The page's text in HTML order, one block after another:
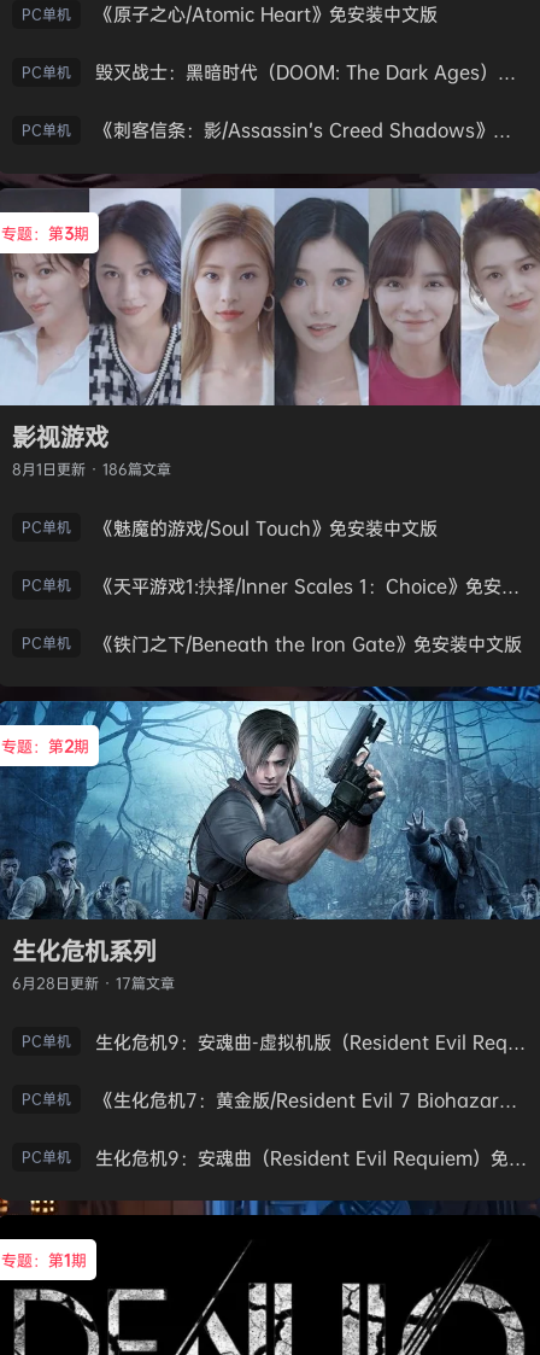
PC单机 《原子之心/Atomic Heart》免安装中文版
PC单机 毁灭战士：黑暗时代（DOOM: The Dark Ages）免安装中文版
PC单机 《刺客信条：影/Assassin’s Creed Shadows》免安装版，非虚拟机
专题：第3期
影视游戏
8月1日更新 · 186篇文章
PC单机 《魅魔的游戏/Soul Touch》免安装中文版
PC单机 《天平游戏1:抉择/Inner Scales 1：Choice》免安装中文版
PC单机 《铁门之下/Beneath the Iron Gate》免安装中文版
专题：第2期
生化危机系列
6月28日更新 · 17篇文章
PC单机 生化危机9：安魂曲-虚拟机版（Resident Evil Requiem HYPERVISOR）免安装中文版
PC单机 《生化危机7：黄金版/Resident Evil 7 Biohazard》免安装中文版
PC单机 生化危机9：安魂曲（Resident Evil Requiem）免安装中文版
专题：第1期